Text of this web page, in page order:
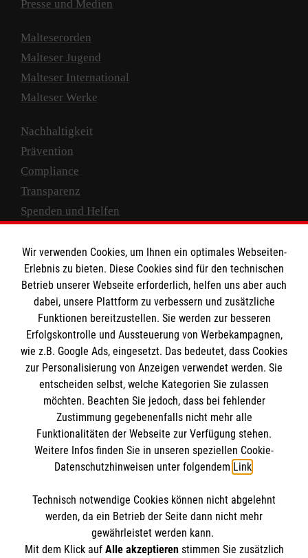
Presse und Medien
Malteserorden
Malteser Jugend
Malteser International
Malteser Werke
Nachhaltigkeit
Prävention
Compliance
Transparenz
Spenden und Helfen
Empfänger: Malteser Hilfsdienst e.V.
IBAN: DE10 3706 0120 1201 2000 12
BIC: GENODED 1PA7
Newsletter abonnieren
Cookies verwalten|AGB|Impressum|Datenschutz
Barrierefreiheit |Kontakt| Sharepoint|Mediathek
Wir verwenden Cookies, um Ihnen ein optimales Webseiten-
Erlebnis zu bieten. Diese Cookies sind für den technischen
Betrieb unserer Webseite erforderlich, helfen uns aber auch
dabei, unsere Plattform zu verbessern und zusätzliche
Funktionen bereitzustellen. Sie werden zur besseren
Erfolgskontrolle und Aussteuerung von Werbekampagnen,
wie z.B. Google Ads, eingesetzt. Das bedeutet, dass Cookies
zur Personalisierung von Anzeigen verwendet werden. Sie
entscheiden selbst, welche Kategorien Sie zulassen
möchten. Beachten Sie jedoch, dass bei fehlender
Zustimmung gegebenenfalls nicht mehr alle
Funktionalitäten der Webseite zur Verfügung stehen.
Weitere Infos finden Sie in unseren speziellen Cookie-
Datenschutzhinweisen unter folgendem Link.
Technisch notwendige Cookies können nicht abgelehnt
werden, da ein Betrieb der Seite dann nicht mehr
gewährleistet werden kann.
Mit dem Klick auf Alle akzeptierenstimmen Sie zusätzlich